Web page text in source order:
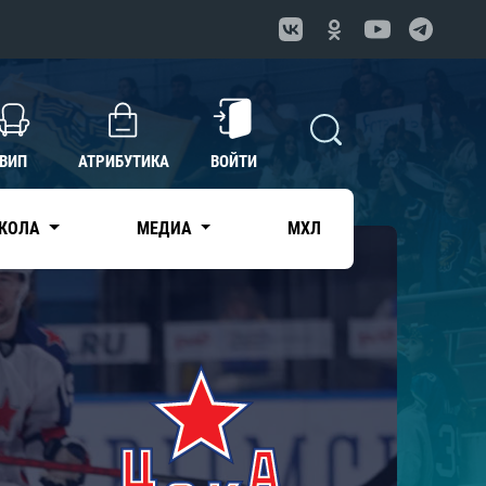
ВИП АТРИБУТИКА ВОЙТИ
МЕДИА МХЛ